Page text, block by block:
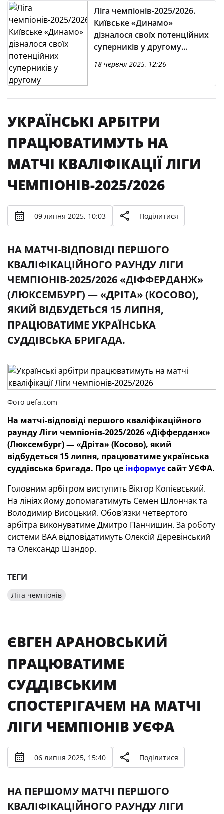
Ліга чемпіонів-2025/2026.
Київське «Динамо»
дізналося своїх потенційних
суперників у другому
18 червня 2025, 12:26
УКРАЇНСЬКІ АРБІТРИ
ПРАЦЮВАТИМУТЬ НА
МАТЧІ КВАЛІФІКАЦІЇ ЛІГИ
ЧЕМПІОНІВ-2025/2026
09 липня 2025, 10:03 Поділитися
НА МАТЧІ-ВІДПОВІДІ ПЕРШОГО
КВАЛІФІКАЦІЙНОГО РАУНДУ ЛІГИ
ЧЕМПІОНІВ-2025/2026 «ДІФФЕРДАНЖ»
(ЛЮКСЕМБУРГ) — «ДРІТА» (КОСОВО),
ЯКИЙ ВІДБУДЕТЬСЯ 15 ЛИПНЯ,
ПРАЦЮВАТИМЕ УКРАЇНСЬКА
СУДДІВСЬКА БРИГАДА.
Фото uefa.com
На матчі-відповіді першого кваліфікаційного
раунду Ліги чемпіонів-2025/2026 «Діфферданж»
(Люксембург) — «Дріта» (Косово), який
відбудеться 15 липня, працюватиме українська
суддівська бригада. Про це інформуєсайт УЄФА.
Головним арбітром виступить Віктор Копієвський.
На лініях йому допомагатимуть Семен Шлончак та
Володимир Висоцький. Обов'язки четвертого
арбітра виконуватиме Дмитро Панчишин. За роботу
системи ВАА відповідатимуть Олексій Деревінський
та Олександр Шандор.
ТЕГИ
Ліга чемпіонів
ЄВГЕН АРАНОВСЬКИЙ
ПРАЦЮВАТИМЕ
СУДДІВСЬКИМ
СПОСТЕРІГАЧЕМ НА МАТЧІ
ЛІГИ ЧЕМПІОНІВ УЄФА
06 липня 2025, 15:40 Поділитися
НА ПЕРШОМУ МАТЧІ ПЕРШОГО
КВАЛІФІКАЦІЙНОГО РАУНДУ ЛІГИ